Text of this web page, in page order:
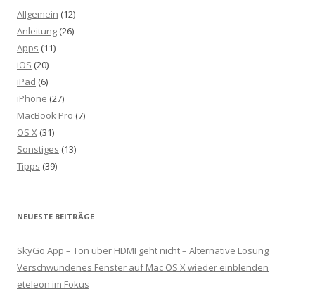
Allgemein (12)
Anleitung (26)
Apps (11)
iOS (20)
iPad (6)
iPhone (27)
MacBook Pro (7)
OS X (31)
Sonstiges (13)
Tipps (39)
NEUESTE BEITRÄGE
SkyGo App – Ton über HDMI geht nicht – Alternative Lösung
Verschwundenes Fenster auf Mac OS X wieder einblenden
eteleon im Fokus